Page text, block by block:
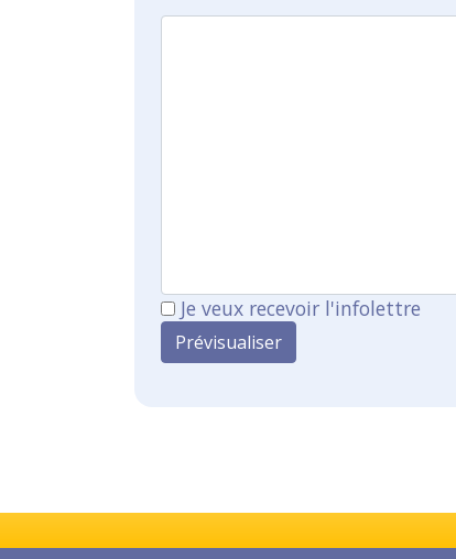
Je veux recevoir l'infolettre